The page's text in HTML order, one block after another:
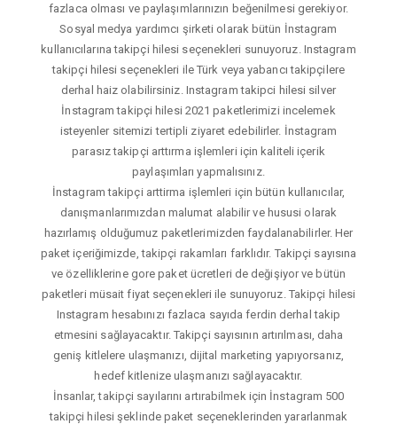
fazlaca olması ve paylaşımlarınızın beğenilmesi gerekiyor.
Sosyal medya yardımcı şirketi olarak bütün İnstagram
kullanıcılarına takipçi hilesi seçenekleri sunuyoruz. Instagram
takipçi hilesi seçenekleri ile Türk veya yabancı takipçilere
derhal haiz olabilirsiniz. Instagram takipci hilesi silver
İnstagram takipçi hilesi 2021 paketlerimizi incelemek
isteyenler sitemizi tertipli ziyaret edebilirler. İnstagram
parasız takipçi arttırma işlemleri için kaliteli içerik
paylaşımları yapmalısınız.
İnstagram takipçi arttirma işlemleri için bütün kullanıcılar,
danışmanlarımızdan malumat alabilir ve hususi olarak
hazırlamış olduğumuz paketlerimizden faydalanabilirler. Her
paket içeriğimizde, takipçi rakamları farklıdır. Takipçi sayısına
ve özelliklerine gore paket ücretleri de değişiyor ve bütün
paketleri müsait fiyat seçenekleri ile sunuyoruz. Takipçi hilesi
Instagram hesabınızı fazlaca sayıda ferdin derhal takip
etmesini sağlayacaktır. Takipçi sayısının artırılması, daha
geniş kitlelere ulaşmanızı, dijital marketing yapıyorsanız,
hedef kitlenize ulaşmanızı sağlayacaktır.
İnsanlar, takipçi sayılarını artırabilmek için İnstagram 500
takipçi hilesi şeklinde paket seçeneklerinden yararlanmak